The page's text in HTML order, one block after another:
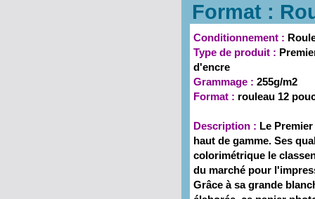
Format :
Conditionnement :
Type de produit :
d'encre
Grammage : 255g/m2
Format : rouleau 12
Description : Le
haut de gamme. Ses
colorimétrique le
du marché pour
Grâce à sa grande